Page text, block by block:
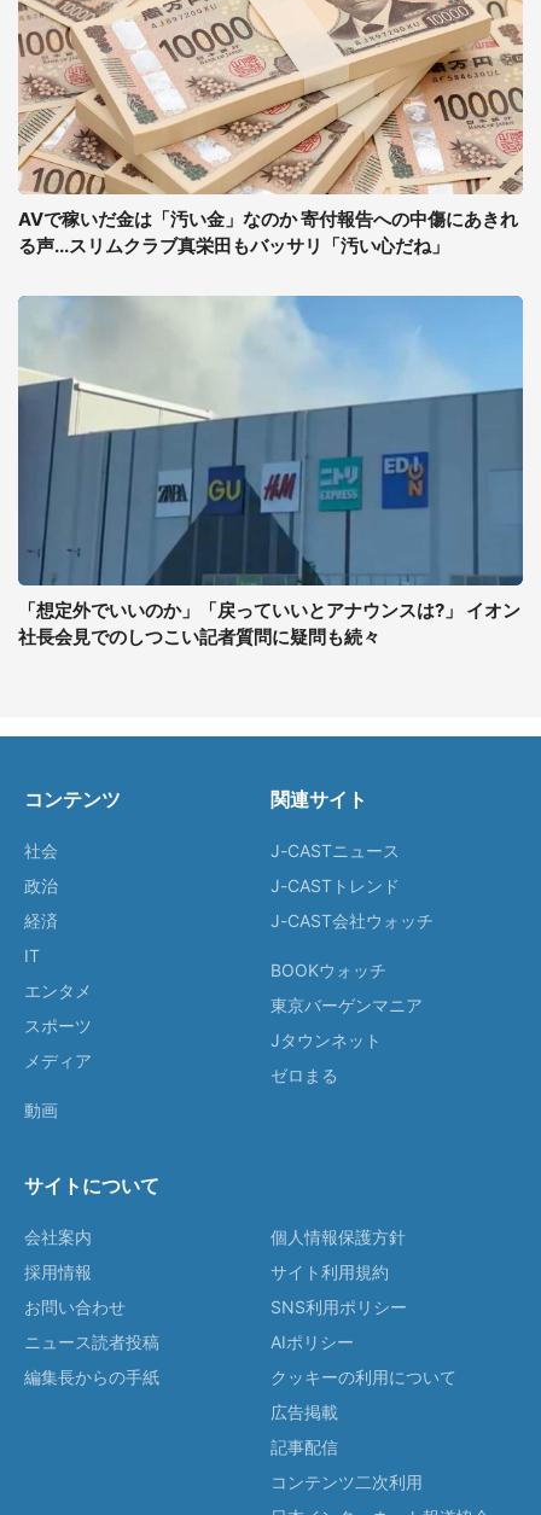
AVで稼いだ金は「汚い金」なのか 寄付報告への中傷にあきれ
る声...スリムクラブ真栄田もバッサリ「汚い心だね」
「想定外でいいのか」「戻っていいとアナウンスは?」 イオン
社長会見でのしつこい記者質問に疑問も続々
コンテンツ
社会
政治
経済
IT
エンタメ
スポーツ
メディア
動画
関連サイト
J-CASTニュース
J-CASTトレンド
J-CAST会社ウォッチ
BOOKウォッチ
東京バーゲンマニア
Jタウンネット
ゼロまる
サイトについて
会社案内
採用情報
お問い合わせ
ニュース読者投稿
編集長からの手紙
個人情報保護方針
サイト利用規約
SNS利用ポリシー
AIポリシー
クッキーの利用について
広告掲載
記事配信
コンテンツ二次利用